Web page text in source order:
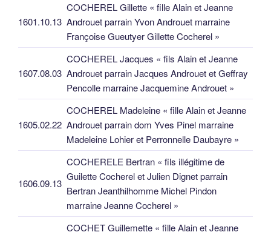
1601.10.13
COCHEREL Gillette « fille Alain et Jeanne
Androuet parrain Yvon Androuet marraine
Françoise Gueutyer Gillette Cocherel »
1607.08.03
COCHEREL Jacques « fils Alain et Jeanne
Androuet parrain Jacques Androuet et Geffray
Pencolle marraine Jacquemine Androuet »
1605.02.22
COCHEREL Madeleine « fille Alain et Jeanne
Androuet parrain dom Yves Pinel marraine
Madeleine Lohier et Perronnelle Daubayre »
1606.09.13
COCHERELE Bertran « fils illégitime de
Guilette Cocherel et Julien Dignet parrain
Bertran Jeanthilhomme Michel Pindon
marraine Jeanne Cocherel »
COCHET Guillemette « fille Alain et Jeanne